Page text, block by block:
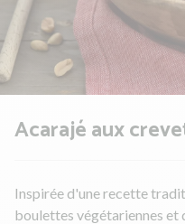
Acarajé aux
Inspirée d'une recette
boulettes végétariennes et